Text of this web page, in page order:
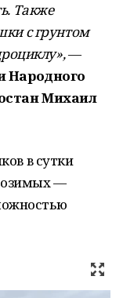
Также
с грунтом
—
Народного
Михаил
в сутки
—